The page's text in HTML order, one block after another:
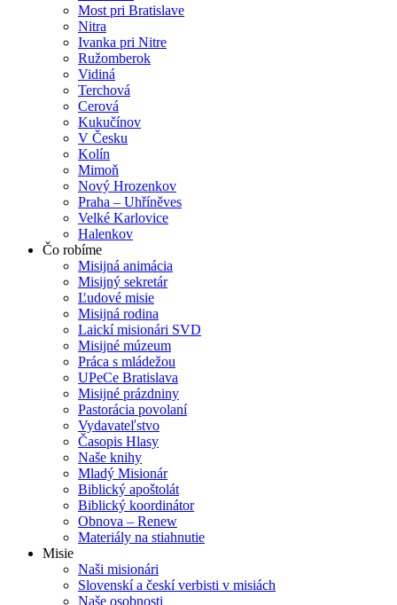
Most pri Bratislave
Nitra
Ivanka pri Nitre
Ružomberok
Vidiná
Terchová
Cerová
Kukučínov
V Česku
Kolín
Mimoň
Nový Hrozenkov
Praha – Uhříněves
Velké Karlovice
Halenkov
Čo robíme
Misijná animácia
Misijný sekretár
Ľudové misie
Misijná rodina
Laickí misionári SVD
Misijné múzeum
Práca s mládežou
UPeCe Bratislava
Misijné prázdniny
Pastorácia povolaní
Vydavateľstvo
Časopis Hlasy
Naše knihy
Mladý Misionár
Biblický apoštolát
Biblický koordinátor
Obnova – Renew
Materiály na stiahnutie
Misie
Naši misionári
Slovenskí a českí verbisti v misiách
Naše osobnosti